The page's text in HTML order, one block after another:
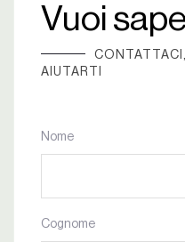
Vuoi
CONTATTACI,
AIUTARTI
Nome
Cognome